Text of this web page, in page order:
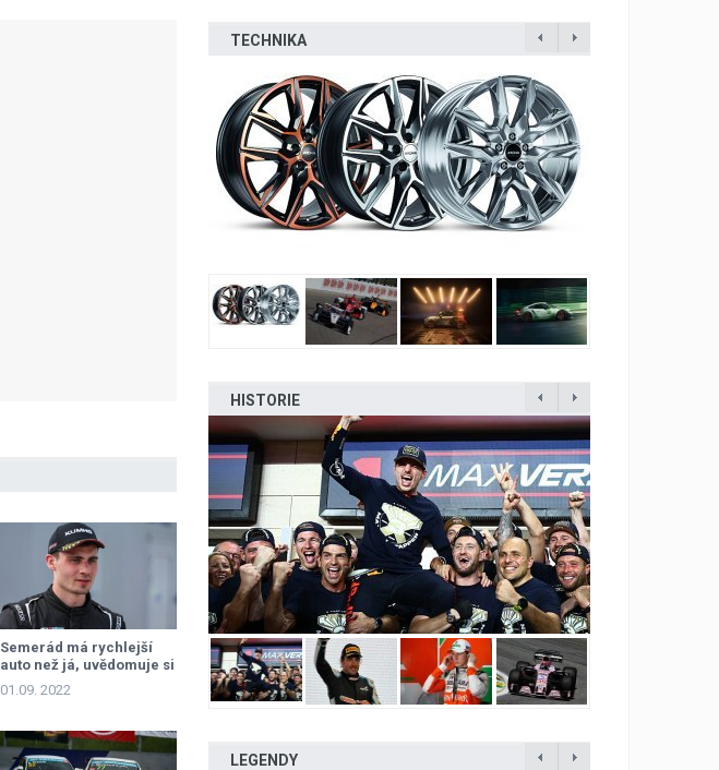
Semerád má rychlejší
auto než já, uvědomuje si
Groszek
01.09. 2022
TECHNIKA
HISTORIE
LEGENDY